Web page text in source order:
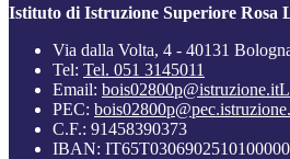
Istituto di Istruzione Superiore Rosa
Via dalla Volta, 4 - 40131
Tel: Tel. 051 3145011
Email: bois02800p@istruzione.it
PEC:
C.F.: 91458390373
IBAN: